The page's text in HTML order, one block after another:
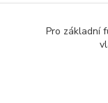
Pro základní